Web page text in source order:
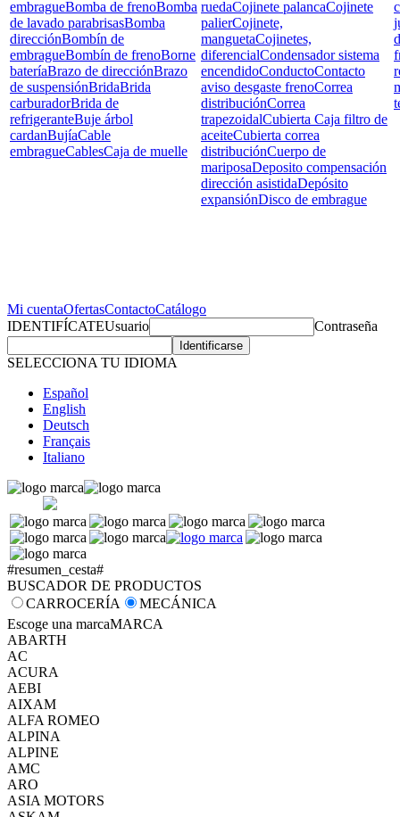
embragueBomba de frenoBomba
de lavado parabrisasBomba
direcciónBombín de
embragueBombín de frenoBorne
bateríaBrazo de direcciónBrazo
de suspensiónBridaBrida
carburadorBrida de
refrigeranteBuje árbol
cardanBujíaCable
embragueCablesCaja de muelle
ruedaCojinete palancaCojinete
palierCojinete,
manguetaCojinetes,
diferencialCondensador sistema
encendidoConductoContacto
aviso desgaste frenoCorrea
distribuciónCorrea
trapezoidalCubierta Caja filtro de
aceiteCubierta correa
distribuciónCuerpo de
mariposaDeposito compensación
dirección asistidaDepósito
expansiónDisco de embrague
Mi cuentaOfertasContactoCatálogo
IDENTIFÍCATEUsuario Contraseña
SELECCIONA TU IDIOMA
Español
English
Deutsch
Français
Italiano
#resumen_cesta#
BUSCADOR DE PRODUCTOS
CARROCERÍA
MECÁNICA
Escoge una marcaMARCA
ABARTH
AC
ACURA
AEBI
AIXAM
ALFA ROMEO
ALPINA
ALPINE
AMC
ARO
ASIA MOTORS